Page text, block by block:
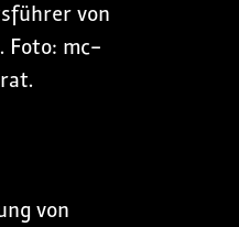
von
Foto: mc-
von